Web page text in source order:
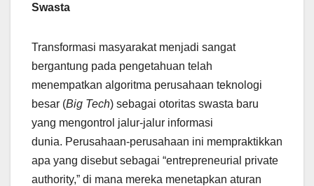
Swasta
Transformasi masyarakat menjadi sangat
bergantung pada pengetahuan telah
menempatkan algoritma perusahaan teknologi
besar (Big Tech) sebagai otoritas swasta baru
yang mengontrol jalur-jalur informasi
dunia. Perusahaan-perusahaan ini mempraktikkan
apa yang disebut sebagai “entrepreneurial private
authority,” di mana mereka menetapkan aturan